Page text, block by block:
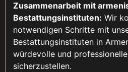
Zusammenarbeit mit
Bestattungsinstituten: Wir
notwendigen Schritte mit
Bestattungsinstituten in
würdevolle und
sicherzustellen.